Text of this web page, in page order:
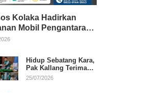
Kolaka Hadirkan
Mobil Pengantaran
bagi Pasien Penerima
Hidup Sebatang Kara,
Pak Kallang Terima
Bantuan dari Laznas
25/07/2026